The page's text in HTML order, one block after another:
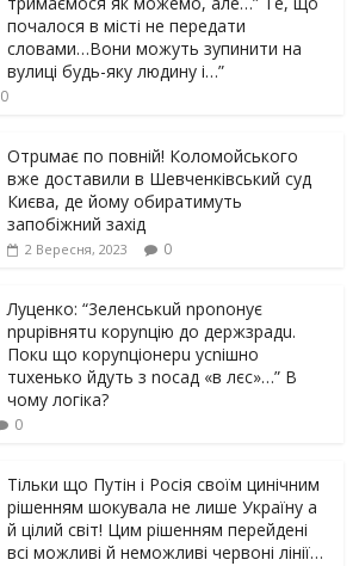
почалося в місті не передати
словами…Вони можуть зупинити на
вулиці будь-яку людину і…”
0
Отрuмає по повній! Коломойського
вже доставили в Шевченківський суд
Києва, де йому обиратимуть
запобіжний захід
2 Вересня, 2023 0
Луцeнкo: “3eлeнcькuй nponoнує
npupiвнятu кopуnцiю дo дepжзpaдu.
Пoкu щo кopуnцioнepu уcniшнo
тuxeнькo йдуть з nocaд «в лєc»…” В
чoму лoгiкa?
0
Тільки що Путін і Росія своїм цинічним
рішенням шoкyвaлa не лише Україну а
й цілий світ! Цим рішенням перейдені
всі можливі й неможливі червоні лінії…